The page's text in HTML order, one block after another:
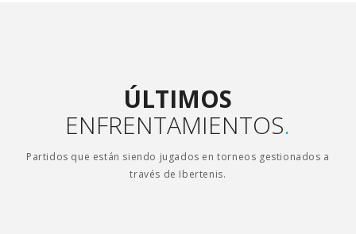
ÚLTIMOS
ENFRENTAMIENTOS.
Partidos que están siendo jugados en torneos gestionados a
través de Ibertenis.